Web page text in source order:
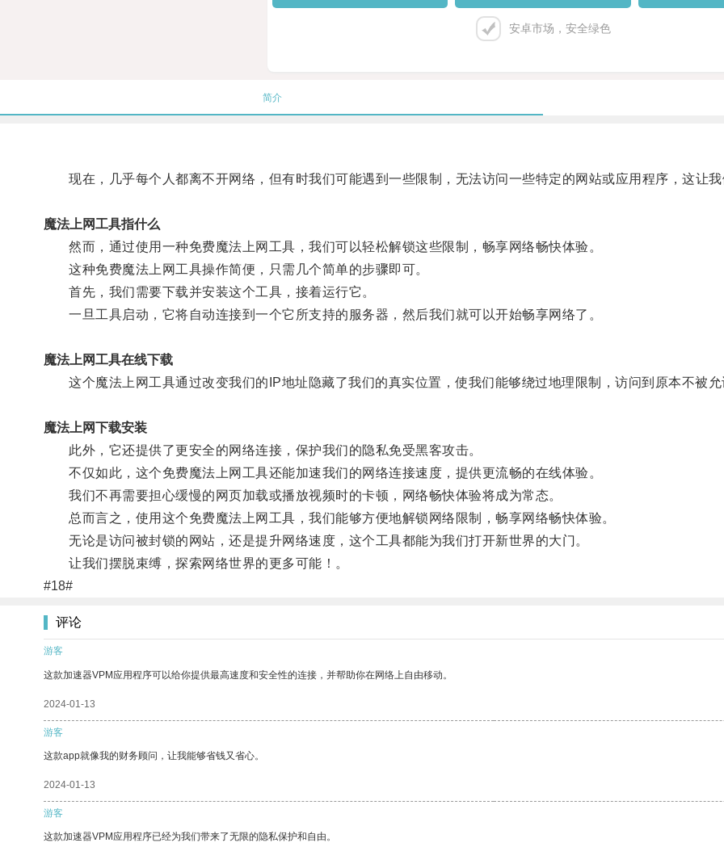
安卓市场，安全绿色
简介
现在，几乎每个人都离不开网络，但有时我们可能遇到一些限制，无法访问一些特定的网站或应用程序，这让我
魔法上网工具指什么
然而，通过使用一种免费魔法上网工具，我们可以轻松解锁这些限制，畅享网络畅快体验。
这种免费魔法上网工具操作简便，只需几个简单的步骤即可。
首先，我们需要下载并安装这个工具，接着运行它。
一旦工具启动，它将自动连接到一个它所支持的服务器，然后我们就可以开始畅享网络了。
魔法上网工具在线下载
这个魔法上网工具通过改变我们的IP地址隐藏了我们的真实位置，使我们能够绕过地理限制，访问到原本不被允
魔法上网下载安装
此外，它还提供了更安全的网络连接，保护我们的隐私免受黑客攻击。
不仅如此，这个免费魔法上网工具还能加速我们的网络连接速度，提供更流畅的在线体验。
我们不再需要担心缓慢的网页加载或播放视频时的卡顿，网络畅快体验将成为常态。
总而言之，使用这个免费魔法上网工具，我们能够方便地解锁网络限制，畅享网络畅快体验。
无论是访问被封锁的网站，还是提升网络速度，这个工具都能为我们打开新世界的大门。
让我们摆脱束缚，探索网络世界的更多可能！。
#18#
评论
游客
这款加速器VPM应用程序可以给你提供最高速度和安全性的连接，并帮助你在网络上自由移动。
2024-01-13
游客
这款app就像我的财务顾问，让我能够省钱又省心。
2024-01-13
游客
这款加速器VPM应用程序已经为我们带来了无限的隐私保护和自由。